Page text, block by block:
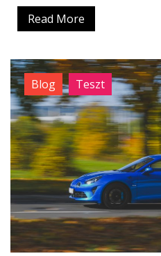
Read More
Blog Teszt